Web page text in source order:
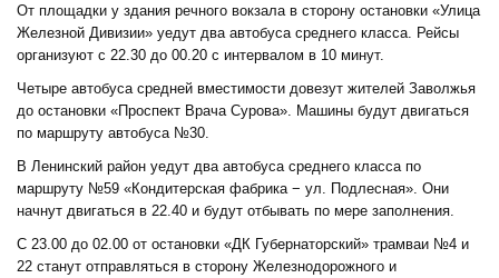
От площадки у здания речного вокзала в сторону остановки «Улица
Железной Дивизии» уедут два автобуса среднего класса. Рейсы
организуют с 22.30 до 00.20 с интервалом в 10 минут.
Четыре автобуса средней вместимости довезут жителей Заволжья
до остановки «Проспект Врача Сурова». Машины будут двигаться
по маршруту автобуса №30.
В Ленинский район уедут два автобуса среднего класса по
маршруту №59 «Кондитерская фабрика − ул. Подлесная». Они
начнут двигаться в 22.40 и будут отбывать по мере заполнения.
С 23.00 до 02.00 от остановки «ДК Губернаторский» трамваи №4 и
22 станут отправляться в сторону Железнодорожного и